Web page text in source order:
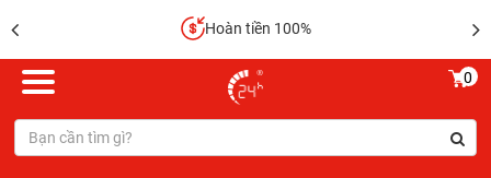
Hoàn tiền 100%
0